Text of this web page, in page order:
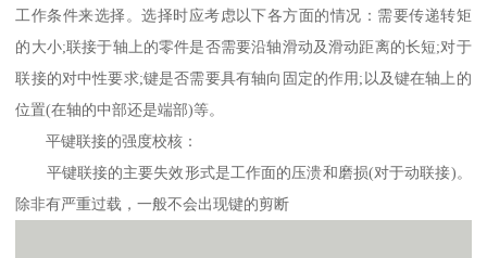
工作条件来选择。选择时应考虑以下各方面的情况：需要传递转矩
的大小;联接于轴上的零件是否需要沿轴滑动及滑动距离的长短;对于
联接的对中性要求;键是否需要具有轴向固定的作用;以及键在轴上的
位置(在轴的中部还是端部)等。
平键联接的强度校核：
平键联接的主要失效形式是工作面的压溃和磨损(对于动联接)。
除非有严重过载，一般不会出现键的剪断